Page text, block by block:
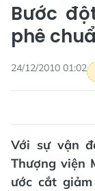
Bước
phê
24/12/2010 01:02
Với sự vận
Thượng viện
ước cắt